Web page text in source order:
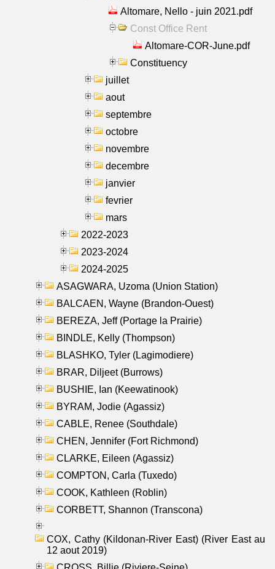
Altomare, Nello - juin 2021.pdf
Const Office Rent
Altomare-COR-June.pdf
Constituency
juillet
aout
septembre
octobre
novembre
decembre
janvier
fevrier
mars
2022-2023
2023-2024
2024-2025
ASAGWARA, Uzoma (Union Station)
BALCAEN, Wayne (Brandon-Ouest)
BEREZA, Jeff (Portage la Prairie)
BINDLE, Kelly (Thompson)
BLASHKO, Tyler (Lagimodiere)
BRAR, Diljeet (Burrows)
BUSHIE, Ian (Keewatinook)
BYRAM, Jodie (Agassiz)
CABLE, Renee (Southdale)
CHEN, Jennifer (Fort Richmond)
CLARKE, Eileen (Agassiz)
COMPTON, Carla (Tuxedo)
COOK, Kathleen (Roblin)
CORBETT, Shannon (Transcona)
COX, Cathy (Kildonan-River East) (River East au
12 aout 2019)